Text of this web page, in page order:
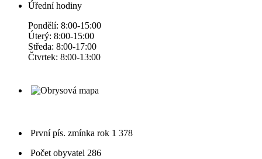
Úřední hodiny
Pondělí: 8:00-15:00
Úterý: 8:00-15:00
Středa: 8:00-17:00
Čtvrtek: 8:00-13:00
První pís. zmínka rok 1 378
Počet obyvatel 286